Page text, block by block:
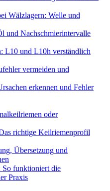
Wälzlagern: Welle und
und Nachschmierintervalle
L10 und L10h verständlich
vermeiden und
erkennen und Fehler
oder
richtige Keilriemenprofil
Übersetzung und
So funktioniert die
Praxis